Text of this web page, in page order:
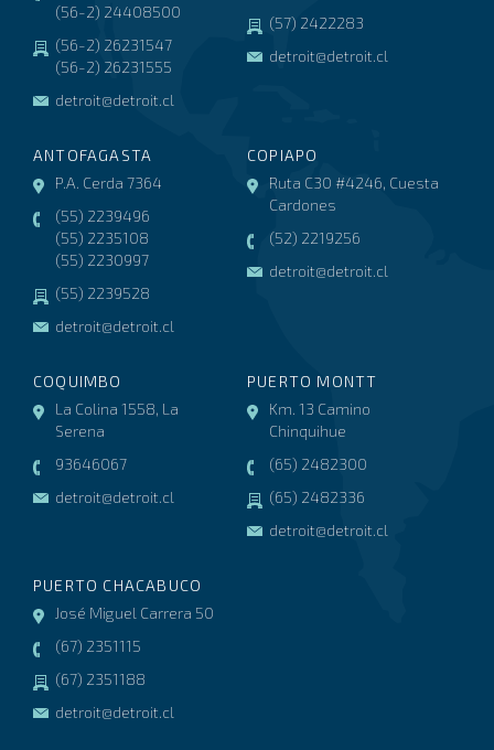
(56-2) 24408500
(56-2) 26231547
(56-2) 26231555
detroit@detroit.cl
(57) 2422283
detroit@detroit.cl
ANTOFAGASTA
P.A. Cerda 7364
(55) 2239496
(55) 2235108
(55) 2230997
(55) 2239528
detroit@detroit.cl
COPIAPO
Ruta C30 #4246, Cuesta
Cardones
(52) 2219256
detroit@detroit.cl
COQUIMBO
La Colina 1558, La
Serena
93646067
detroit@detroit.cl
PUERTO MONTT
Km. 13 Camino
Chinquihue
(65) 2482300
(65) 2482336
detroit@detroit.cl
PUERTO CHACABUCO
José Miguel Carrera 50
(67) 2351115
(67) 2351188
detroit@detroit.cl